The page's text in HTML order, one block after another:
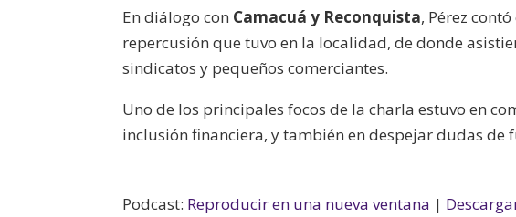
En diálogo con Camacuá y Reconquista, Pérez
repercusión que tuvo en la localidad, de donde
sindicatos y pequeños comerciantes.
Uno de los principales focos de la charla estuvo en
inclusión financiera, y también en despejar dudas de
Podcast: Reproducir en una nueva ventana |